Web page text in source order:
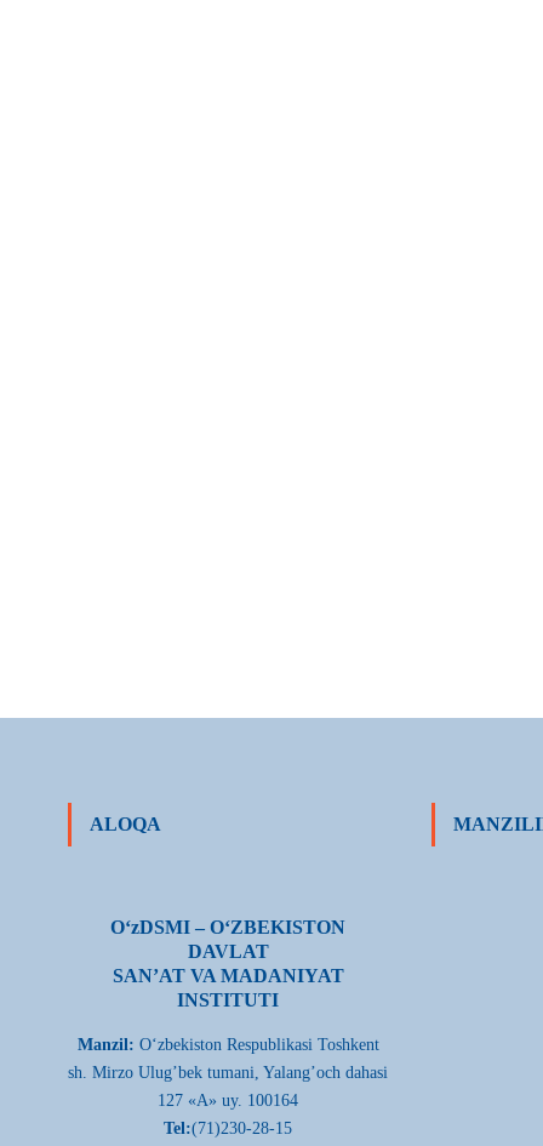
ALOQA
О‘zDSMI – О‘ZBEKISTON
DAVLAT
SAN’AT VA MADANIYAT
INSTITUTI
Manzil: О‘zbekiston Respublikasi Toshkent
sh. Mirzo Ulug’bek tumani, Yalang’och dahasi
127 «A» uy. 100164
Tel:(71)230-28-15